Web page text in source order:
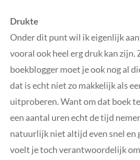
Drukte
Onder dit punt wil ik eigenlijk
vooral ook heel erg druk kan zijn.
boekblogger moet je ook nog al
dat is echt niet zo makkelijk als
uitproberen. Want om dat boek
een aantal uren echt de tijd
natuurlijk niet altijd even snel en
voelt je toch verantwoordelijk